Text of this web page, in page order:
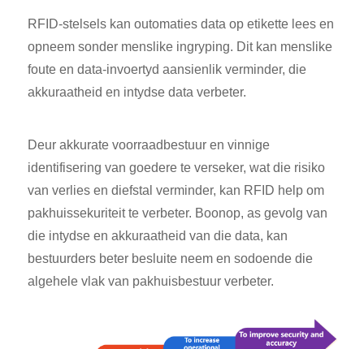
RFID-stelsels kan outomaties data op etikette lees en
opneem sonder menslike ingryping. Dit kan menslike
foute en data-invoertyd aansienlik verminder, die
akkuraatheid en intydse data verbeter.
Deur akkurate voorraadbestuur en vinnige
identifisering van goedere te verseker, wat die risiko
van verlies en diefstal verminder, kan RFID help om
pakhuissekuriteit te verbeter. Boonop, as gevolg van
die intydse en akkuraatheid van die data, kan
bestuurders beter besluite neem en sodoende die
algehele vlak van pakhuisbestuur verbeter.